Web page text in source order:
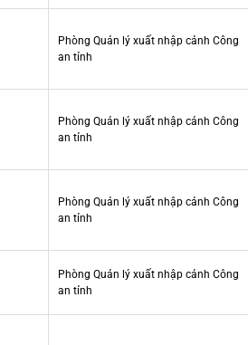
Phòng Quản lý xuất nhập cảnh Công
an tỉnh
Phòng Quản lý xuất nhập cảnh Công
an tỉnh
Phòng Quản lý xuất nhập cảnh Công
an tỉnh
Phòng Quản lý xuất nhập cảnh Công
an tỉnh